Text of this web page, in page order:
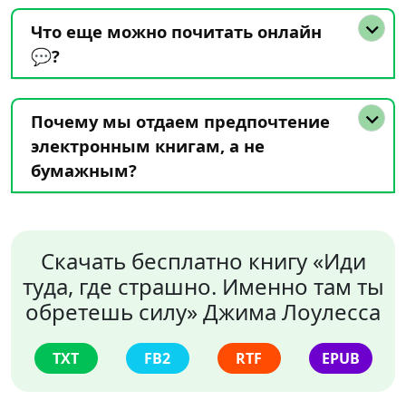
Что еще можно почитать онлайн
💬?
Почему мы отдаем предпочтение
электронным книгам, а не
бумажным?
Скачать бесплатно книгу «Иди
туда, где страшно. Именно там ты
обретешь силу» Джима Лоулесса
TXT FB2 RTF EPUB